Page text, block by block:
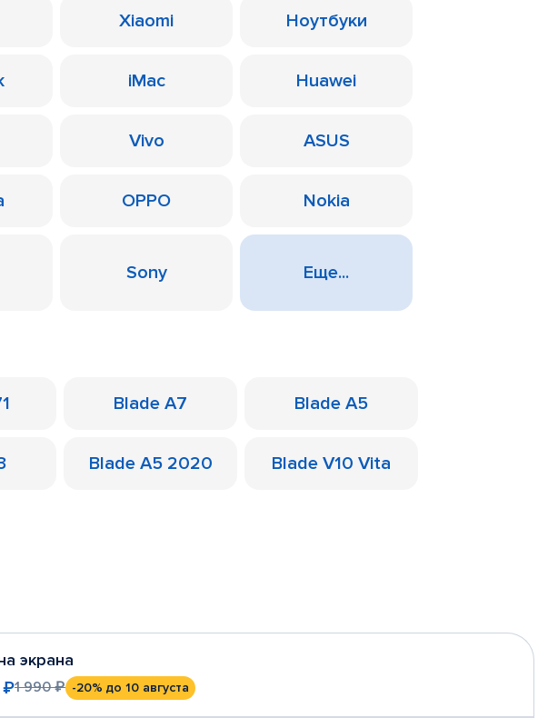
Xiaomi Ноутбуки
iMac Huawei
Vivo ASUS
OPPO Nokia
Sony Еще...
Blade A7 Blade A5
Blade A5 2020 Blade V10 Vita
экрана
₽1 990 ₽ -20% до 10 августа